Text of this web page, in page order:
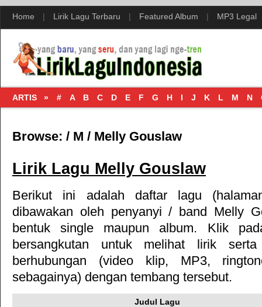
Home | Lirik Lagu Terbaru | Featured Album | MP3 Legal
ARTIS » # A B C D E F G H I J K L M N
Browse: / M / Melly Gouslaw
Lirik Lagu Melly Gouslaw
Berikut ini adalah daftar lagu
dibawakan oleh penyanyi / band Melly
bentuk single maupun album. Klik
bersangkutan untuk melihat lirik
berhubungan (video klip, MP3,
sebagainya) dengan tembang tersebut.
Judul Lagu